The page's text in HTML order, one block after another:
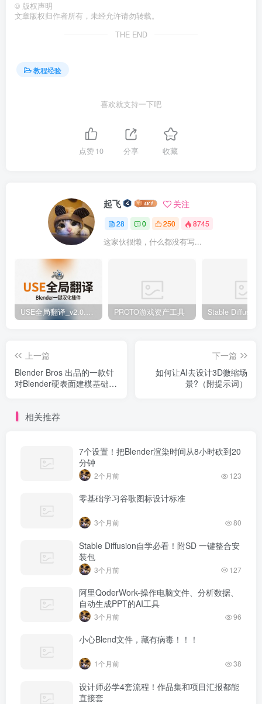
如果不确定是否有害，请关闭自动运行Python脚本
hijack-blender-3d-assets-to.html
© 版权声明
文章版权归作者所有，未经允许请勿转载。
THE END
教程经验
喜欢就支持一下吧
点赞10 分享 收藏
起飞 关注
28 0 250 8745
这家伙很懒，什么都没有写...
USE全局翻译_v2.0.5-Blender一键汉化插件 PROTO游戏资产工具
上一篇
Blender Bros 出品的一款针
对Blender‌硬表面建模基础教
下一篇
如何让AI去设计3D微缩场
景?（附提示词）
相关推荐
7个设置！把Blender渲染时间从8小时砍到20
分钟
2个月前 123
零基础学习谷歌图标设计标准
3个月前 80
Stable Diffusion自学必看！附SD 一键整合安
装包
3个月前 127
阿里QoderWork-操作电脑文件、分析数据、
自动生成PPT的AI工具
3个月前 96
小心Blend文件，藏有病毒！！！
1个月前 38
设计师必学4套流程！作品集和项目汇报都能
直接套